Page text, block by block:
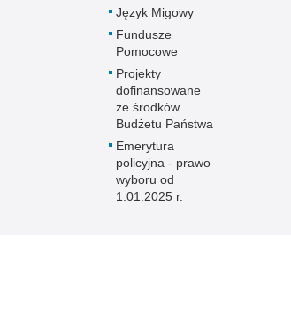
Język Migowy
Fundusze
Pomocowe
Projekty
dofinansowane
ze środków
Budżetu Państwa
Emerytura
policyjna - prawo
wyboru od
1.01.2025 r.